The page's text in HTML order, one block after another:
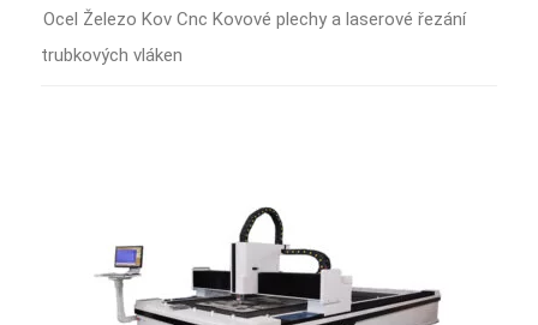
Ocel Železo Kov Cnc Kovové plechy a laserové řezání
trubkových vláken